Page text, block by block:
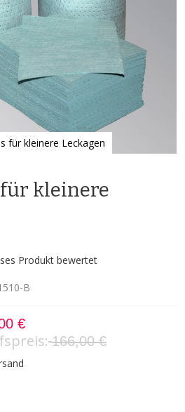
für kleinere Leckagen
kleinere
Produkt bewertet
B
€
166,00 €